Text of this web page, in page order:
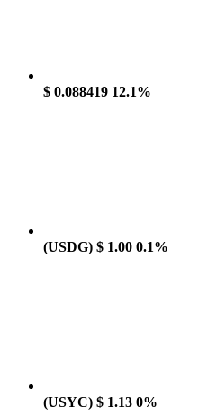
$ 0.088419 12.1%
(USDG) $ 1.00 0.1%
(USYC) $ 1.13 0%